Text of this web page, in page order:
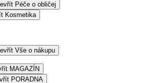
Péče o obličej
Kosmetika
Vše o nákupu
MAGAZÍN
PORADNA